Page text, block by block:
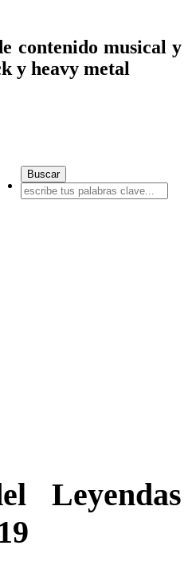
contenido musical y
y heavy metal
Leyendas